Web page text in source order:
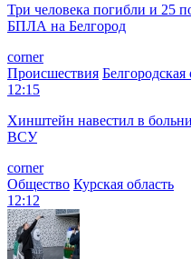
Три человека погибли и 25
БПЛА на Белгород
corner
Происшествия Белгородская
12:15
Хинштейн навестил в
ВСУ
corner
Общество Курская область
12:12